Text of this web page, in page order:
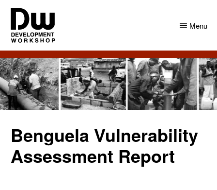
Skip
main
content
Skip
primary
sidebar
DW
Angola
Development
Workshop
Angola
Menu
Benguela Vulnerability
Assessment Report